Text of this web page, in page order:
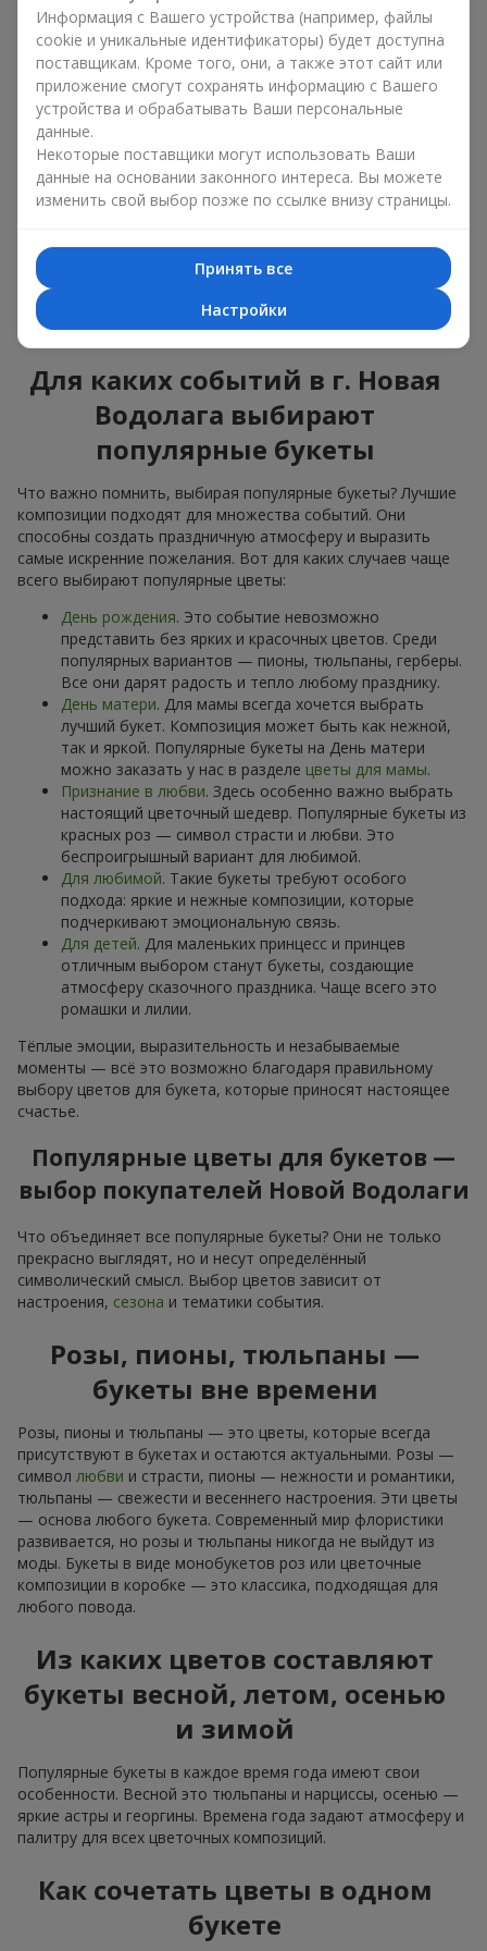
ошибиться с выбором, идеальный вариант —
универсальный букет. Это композиции, которые
подходят для любого возраста и пола, а их состав
можно адаптировать под любое мероприятие.
Массовые цветочные предпочтения. Пионы,
тюльпаны, ромашки — это популярные букеты,
которые остаются привлекательными для
покупателей. Они не только прекрасно выглядят, но и
отражают атмосферу свежести и природной красоты.
композиции всегда остаются в списке самых
востребованных. Если вы хотите быть уверенными в своём
выборе, смело обращайтесь к этим проверенным временем
цветам.
Для каких событий в г. Новая
Водолага выбирают
популярные букеты
Что важно помнить, выбирая популярные букеты? Лучшие
композиции подходят для множества событий. Они
способны создать праздничную атмосферу и выразить
самые искренние пожелания. Вот для каких случаев чаще
всего выбирают популярные цветы:
День рождения. Это событие невозможно
представить без ярких и красочных цветов. Среди
популярных вариантов — пионы, тюльпаны, герберы.
Все они дарят радость и тепло любому празднику.
День матери. Для мамы всегда хочется выбрать
лучший букет. Композиция может быть как нежной,
так и яркой. Популярные букеты на День матери
можно заказать у нас в разделе цветы для мамы.
Признание в любви. Здесь особенно важно выбрать
настоящий цветочный шедевр. Популярные букеты из
красных роз — символ страсти и любви. Это
беспроигрышный вариант для любимой.
Для любимой. Такие букеты требуют особого
подхода: яркие и нежные композиции, которые
подчеркивают эмоциональную связь.
Для детей. Для маленьких принцесс и принцев
отличным выбором станут букеты, создающие
атмосферу сказочного праздника. Чаще всего это
ромашки и лилии.
Тёплые эмоции, выразительность и незабываемые
моменты — всё это возможно благодаря правильному
выбору цветов для букета, которые приносят настоящее
счастье.
Популярные цветы для букетов —
выбор покупателей Новой Водолаги
Что объединяет все популярные букеты? Они не только
прекрасно выглядят, но и несут определённый
символический смысл. Выбор цветов зависит от
настроения, сезона и тематики события.
Розы, пионы, тюльпаны —
букеты вне времени
Розы, пионы и тюльпаны — это цветы, которые всегда
присутствуют в букетах и остаются актуальными. Розы —
символ любви и страсти, пионы — нежности и романтики,
тюльпаны — свежести и весеннего настроения. Эти цветы
— основа любого букета. Современный мир флористики
развивается, но розы и тюльпаны никогда не выйдут из
моды. Букеты в виде монобукетов роз или цветочные
композиции в коробке — это классика, подходящая для
любого повода.
Из каких цветов составляют
букеты весной, летом, осенью
и зимой
Популярные букеты в каждое время года имеют свои
особенности. Весной это тюльпаны и нарциссы, осенью —
яркие астры и георгины. Времена года задают атмосферу и
палитру для всех цветочных композиций.
Как сочетать цветы в одном
букете
Информация с Вашего устройства (например, файлы
cookie и уникальные идентификаторы) будет доступна
поставщикам. Кроме того, они, а также этот сайт или
приложение смогут сохранять информацию с Вашего
устройства и обрабатывать Ваши персональные
данные.
Некоторые поставщики могут использовать Ваши
данные на основании законного интереса. Вы можете
изменить свой выбор позже по ссылке внизу страницы.
Принять все
Настройки